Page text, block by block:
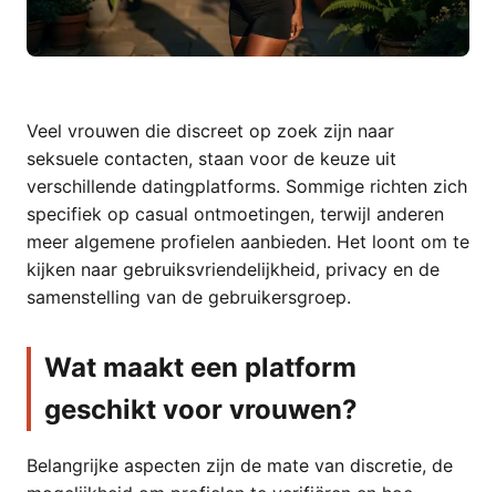
Veel vrouwen die discreet op zoek zijn naar
seksuele contacten, staan voor de keuze uit
verschillende datingplatforms. Sommige richten zich
specifiek op casual ontmoetingen, terwijl anderen
meer algemene profielen aanbieden. Het loont om te
kijken naar gebruiksvriendelijkheid, privacy en de
samenstelling van de gebruikersgroep.
Wat maakt een platform
geschikt voor vrouwen?
Belangrijke aspecten zijn de mate van discretie, de